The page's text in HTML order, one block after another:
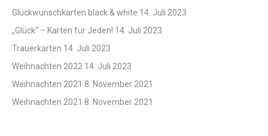
Glückwunschkarten black & white 14. Juli 2023
„Glück“ – Karten für Jeden! 14. Juli 2023
Trauerkarten 14. Juli 2023
Weihnachten 2022 14. Juli 2023
Weihnachten 2021 8. November 2021
Weihnachten 2021 8. November 2021